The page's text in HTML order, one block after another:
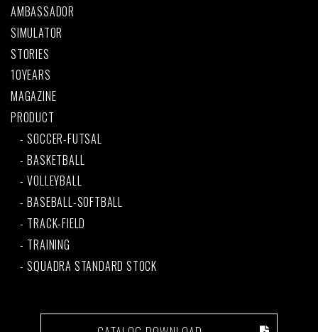
AMBASSADOR
SIMULATOR
STORIES
10YEARS
MAGAZINE
PRODUCT
SOCCER-FUTSAL
BASKETBALL
VOLLEYBALL
BASEBALL-SOFTBALL
TRACK-FIELD
TRAINING
SQUADRA STANDARD STOCK